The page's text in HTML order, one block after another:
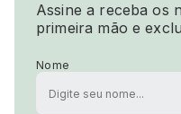
Assine a receba os
primeira mão e
Nome